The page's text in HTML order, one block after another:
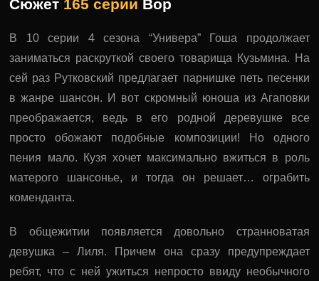
Сюжет 165 серии Вор
В 10 серии 4 сезона “Универа” Гоша продолжает
заниматься раскруткой своего товарища Кузьмина. На
сей раз Рутковский предлагает парнишке петь песенки
в жанре шансон. И вот скромный юноша из Агаповки
преображается, ведь в его родной деревушке все
просто обожают подобные композиции! Но одного
пения мало. Кузя хочет максимально вжиться в роль
матерого шансонье, и тогда он решает… ограбить
коменданта.
В общежитии появляется довольно странноватая
девушка – Лиля. Причем она сразу предупреждает
ребят, что с ней ужиться непросто ввиду необычного